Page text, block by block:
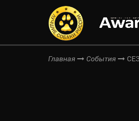
Главная События